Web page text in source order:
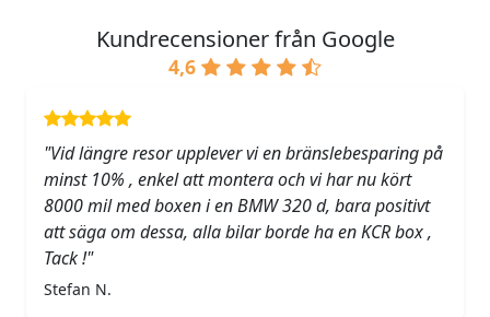
Kundrecensioner från Google
4,6
"Vid längre resor upplever vi en bränslebesparing på
minst 10% , enkel att montera och vi har nu kört
8000 mil med boxen i en BMW 320 d, bara positivt
att säga om dessa, alla bilar borde ha en KCR box ,
Tack !"
Stefan N.